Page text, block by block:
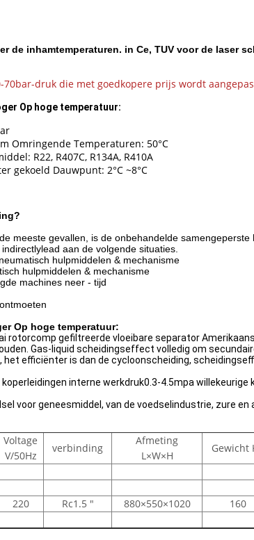
de inhamtemperaturen. in Ce, TUV voor de laser
druk die met goedkopere prijs wordt
Op hoge temperatuur:
Omringende Temperaturen: 50°C
R22, R407C, R134A, R410A
gekoeld Dauwpunt: 2°C ~8°C
meeste gevallen, is de onbehandelde
aan de volgende situaties.
hulpmiddelen & mechanisme
hulpmiddelen & mechanisme
machines neer - tijd
Op hoge temperatuur:
rotorcomp gefiltreerde vloeibare separator
Gas-liquid scheidingseffect volledig om
efficiënter is dan de cycloonscheiding,
interne werkdruk0.3-4.5mpa willekeurige
voor geneesmiddel, van de voedselindustrie, zure en
Voltage
V/50Hz
verbinding
Afmeting
L×W×H
Gewicht
220 Rc1.5 ″ 880×550×1020 160